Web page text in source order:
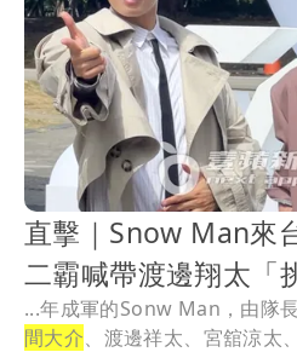
直擊｜Snow Man來
二霸喊帶渡邊翔太「
...年成軍的Sonw Man，由隊
間大介、渡邊祥太、宮舘涼太